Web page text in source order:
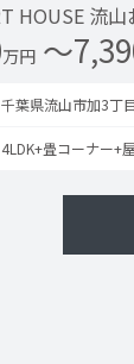
HOUSE 流
万円 〜
千葉県流山市加3丁
4LDK+畳コーナー+